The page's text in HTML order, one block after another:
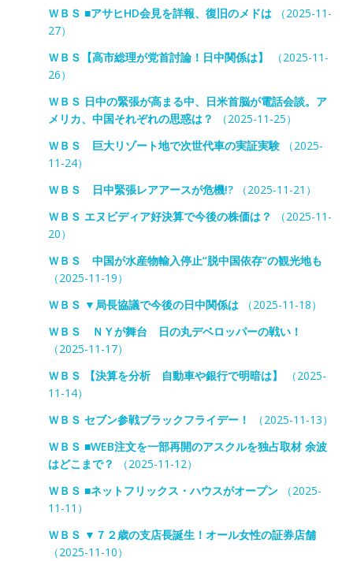
ＷＢＳ ■アサヒHD会見を詳報、復旧のメドは（2025-11-
27）
ＷＢＳ【高市総理が党首討論！日中関係は】
（2025-11-
26）
ＷＢＳ 日中の緊張が高まる中、日米首脳が電話会談。ア
メリカ、中国それぞれの思惑は？
（2025-11-25）
ＷＢＳ 巨大リゾート地で次世代車の実証実験（2025-
11-24）
ＷＢＳ 日中緊張レアアースが危機!?（2025-11-21）
ＷＢＳ エヌビディア好決算で今後の株価は？
（2025-11-
20）
ＷＢＳ 中国が水産物輸入停止“脱中国依存”の観光地も
（2025-11-19）
ＷＢＳ ▼局長協議で今後の日中関係は（2025-11-18）
ＷＢＳ ＮＹが舞台 日の丸デベロッパーの戦い！
（2025-11-17）
ＷＢＳ 【決算を分析 自動車や銀行で明暗は】
（2025-
11-14）
ＷＢＳ セブン参戦ブラックフライデー！
（2025-11-13）
ＷＢＳ ■WEB注文を一部再開のアスクルを独占取材 余波
はどこまで？
（2025-11-12）
ＷＢＳ ■ネットフリックス・ハウスがオープン（2025-
11-11）
ＷＢＳ ▼７２歳の支店長誕生！オール女性の証券店舗
（2025-11-10）